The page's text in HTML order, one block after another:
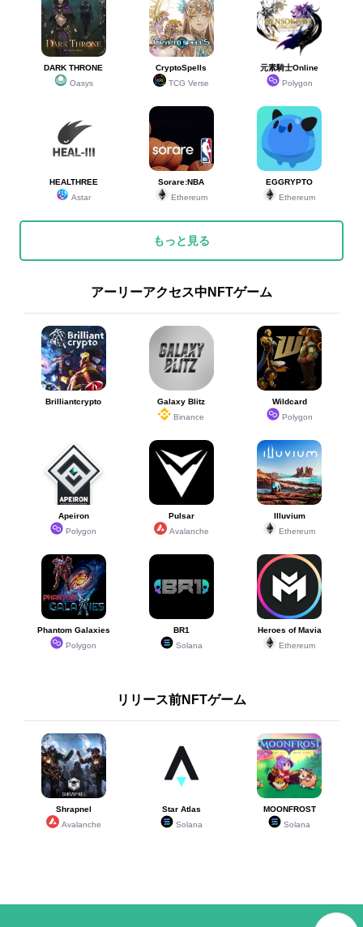
DARK THRONE
Oasys
CryptoSpells
TCG Verse
元素騎士Online
Polygon
HEALTHREE
Astar
Sorare:NBA
Ethereum
EGGRYPTO
Ethereum
もっと見る
アーリーアクセス中NFTゲーム
Brilliantcrypto
Galaxy Blitz
Binance
Wildcard
Polygon
Apeiron
Polygon
Pulsar
Avalanche
Illuvium
Ethereum
Phantom Galaxies
Polygon
BR1
Solana
Heroes of Mavia
Ethereum
リリース前NFTゲーム
Shrapnel
Avalanche
Star Atlas
Solana
MOONFROST
Solana